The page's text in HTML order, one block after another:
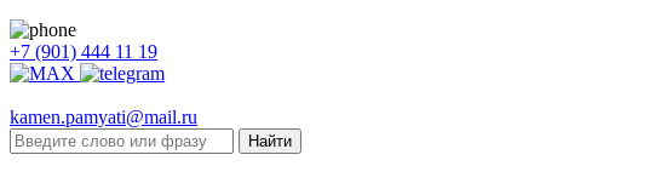
+7 (901) 444 11 19
kamen.pamyati@mail.ru